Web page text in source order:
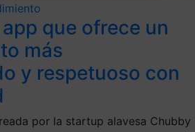
que ofrece un
más
y respetuoso con
por la startup alavesa Chubby